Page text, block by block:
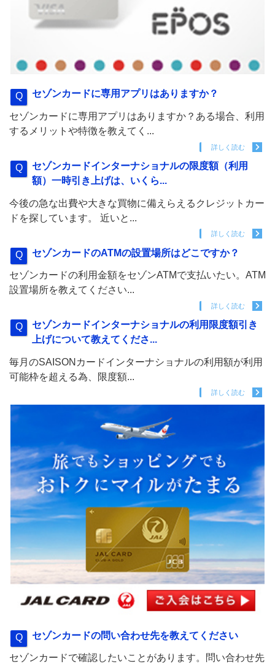
セゾンカードに専用アプリはありますか？
セゾンカードに専用アプリはありますか？ある場合、利用
するメリットや特徴を教えてく...
詳しく読む
セゾンカードインターナショナルの限度額（利用
額）一時引き上げは、いくら...
今後の急な出費や大きな買物に備えらえるクレジットカー
ドを探しています。 近いと...
詳しく読む
セゾンカードのATMの設置場所はどこですか？
セゾンカードの利用金額をセゾンATMで支払いたい。ATM
設置場所を教えてください...
詳しく読む
セゾンカードインターナショナルの利用限度額引き
上げについて教えてくださ...
毎月のSAISONカードインターナショナルの利用額が利用
可能枠を超える為、限度額...
詳しく読む
セゾンカードの問い合わせ先を教えてください
セゾンカードで確認したいことがあります。問い合わせ先